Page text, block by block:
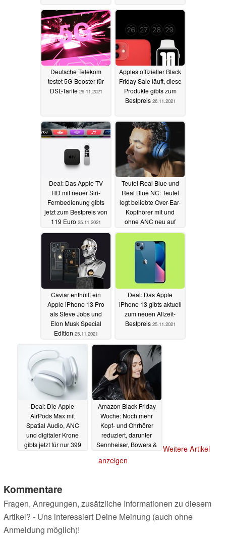
Deutsche Telekom
testet 5G-Booster für
DSL-Tarife 29.11.2021
Apples offizieller Black
Friday Sale läuft, diese
Produkte gibts zum
Bestpreis 26.11.2021
Deal: Das Apple TV
HD mit neuer Siri-
Fernbedienung gibts
jetzt zum Bestpreis von
119 Euro 25.11.2021
Teufel Real Blue und
Real Blue NC: Teufel
legt beliebte Over-Ear-
Kopfhörer mit und
ohne ANC neu auf
25.11.2021
Caviar enthüllt ein
Apple iPhone 13 Pro
als Steve Jobs und
Elon Musk Special
Edition 25.11.2021
Deal: Das Apple
iPhone 13 gibts aktuell
zum neuen Allzeit-
Bestpreis 25.11.2021
Deal: Die Apple
AirPods Max mit
Spatial Audio, ANC
und digitaler Krone
gibts jetzt für nur 399
Amazon Black Friday
Woche: Noch mehr
Kopf- und Ohrhörer
reduziert, darunter
Sennheiser, Bowers &
Olufsen und mehr
Weitere Artikel
anzeigen
Kommentare
Fragen, Anregungen, zusätzliche Informationen zu diesem
Artikel? - Uns interessiert Deine Meinung (auch ohne
Anmeldung möglich)!